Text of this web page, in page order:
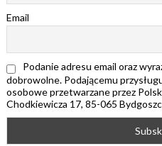
Email
Podanie adresu email oraz
dobrowolne. Podającemu
osobowe przetwarzane przez
Chodkiewicza 17, 85-065